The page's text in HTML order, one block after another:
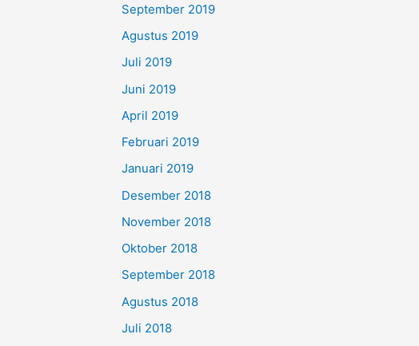
September 2019
Agustus 2019
Juli 2019
Juni 2019
April 2019
Februari 2019
Januari 2019
Desember 2018
November 2018
Oktober 2018
September 2018
Agustus 2018
Juli 2018